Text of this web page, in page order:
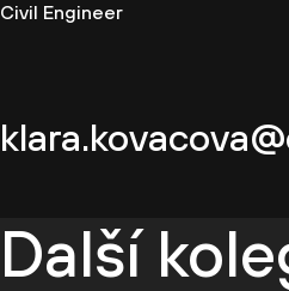
Civil Engineer
Další